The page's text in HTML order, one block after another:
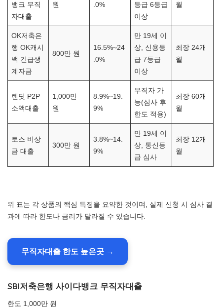
뱅크 무직
자대출
원
.0%
등급 6등급
이상
월
OK저축은
행 OK캐시
백 긴급생
계자금
800만 원
16.5%~24
.0%
만 19세 이
상, 신용등
급 7등급
이상
최장 24개
월
렌딧 P2P
소액대출
1,000만
원
8.9%~19.
9%
무직자 가
능(심사 후
한도 적용)
최장 60개
월
토스 비상
금 대출
300만 원
3.8%~14.
9%
만 19세 이
상, 통신등
급 심사
최장 12개
월
위 표는 각 상품의 핵심 특징을 요약한 것이며, 실제 신청 시 심사 결
과에 따라 한도나 금리가 달라질 수 있습니다.
무직자대출 한도 높은곳 →
SBI저축은행 사이다뱅크 무직자대출
한도 1,000만 원